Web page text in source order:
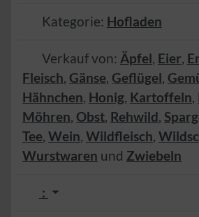
Kategorie: Hofladen
Verkauf von: Äpfel, Eier,
Fleisch, Gänse, Geflügel,
Hähnchen, Honig, Kartoffeln,
Möhren, Obst, Rehwild,
Tee, Wein, Wildfleisch,
Wurstwaren und Zwiebeln
: